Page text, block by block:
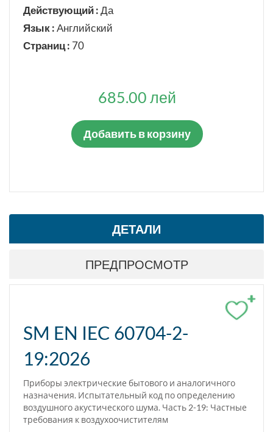
Действующий :Да
Язык :Английский
Страниц : 70
685.00 лей
Добавить в корзину
ДЕТАЛИ
ПРЕДПРОСМОТР
+
SM EN IEC 60704-2-
19:2026
Приборы электрические бытового и аналогичного
назначения. Испытательный код по определению
воздушного акустического шума. Часть 2-19: Частные
требования к воздухоочистителям